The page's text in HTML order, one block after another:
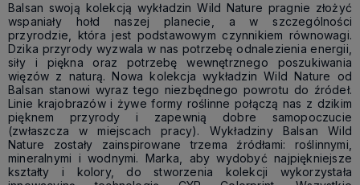
Balsan swoją kolekcją wykładzin Wild Nature pragnie złożyć
wspaniały hołd naszej planecie, a w szczególności
przyrodzie, która jest podstawowym czynnikiem równowagi.
Dzika przyrody wyzwala w nas potrzebę odnalezienia energii,
siły i piękna oraz potrzebę wewnętrznego poszukiwania
więzów z naturą. Nowa kolekcja wykładzin Wild Nature od
Balsan stanowi wyraz tego niezbędnego powrotu do źródeł.
Linie krajobrazów i żywe formy roślinne połączą nas z dzikim
pięknem przyrody i zapewnią dobre samopoczucie
(zwłaszcza w miejscach pracy). Wykładziny Balsan Wild
Nature zostały zainspirowane trzema źródłami: roślinnymi,
mineralnymi i wodnymi. Marka, aby wydobyć najpiękniejsze
kształty i kolory, do stworzenia kolekcji wykorzystała